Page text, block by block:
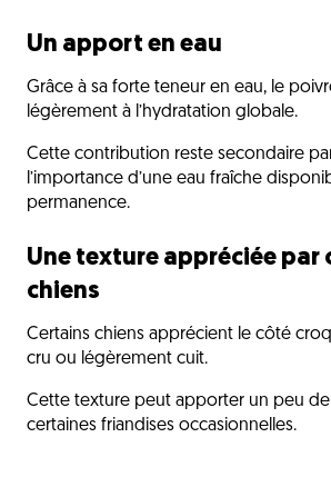
Un apport en eau
Grâce à sa forte teneur en eau, le
légèrement à l’hydratation globale.
Cette contribution reste secondaire
l’importance d’une eau fraîche
permanence.
Une texture appréciée par
chiens
Certains chiens apprécient le côté
cru ou légèrement cuit.
Cette texture peut apporter un peu
certaines friandises occasionnelles.